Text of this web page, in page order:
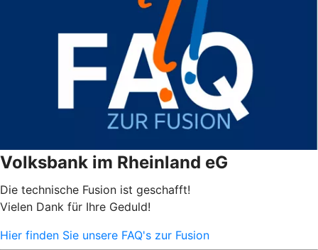
Volksbank im Rheinland eG
Die technische Fusion ist geschafft!
Vielen Dank für Ihre Geduld!
Hier finden Sie unsere FAQ's zur Fusion